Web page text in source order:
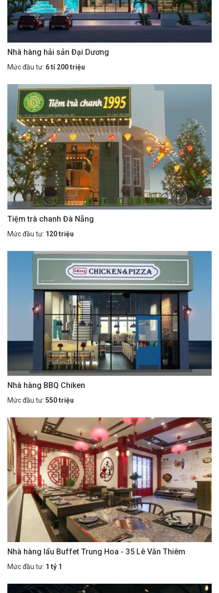
Nhà hàng hải sản Đại Dương
Mức đầu tư: 6 tỉ 200 triệu
Tiệm trà chanh Đà Nẵng
Mức đầu tư: 120 triệu
Nhà hàng BBQ Chiken
Mức đầu tư: 550 triệu
Nhà hàng lẩu Buffet Trung Hoa - 35 Lê Văn Thiêm
Mức đầu tư: 1 tỷ 1